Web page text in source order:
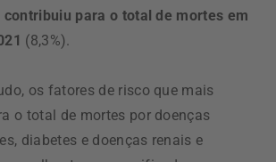
contribuiu para o total de mortes em
(8,3%).
os fatores de risco que mais
o total de mortes por doenças
diabetes e doenças renais e